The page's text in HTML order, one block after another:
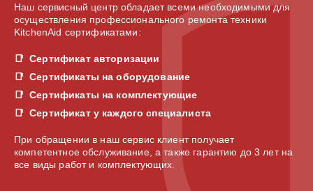
Наш сервисный центр обладает всеми необходимыми для
осуществления профессионального ремонта техники
KitchenAid сертификатами:
Сертификат авторизации
Сертификаты на оборудование
Сертификаты на комплектующие
Сертификат у каждого специалиста
При обращении в наш сервис клиент получает
компетентное обслуживание, а также гарантию до 3 лет на
все виды работ и комплектующих.